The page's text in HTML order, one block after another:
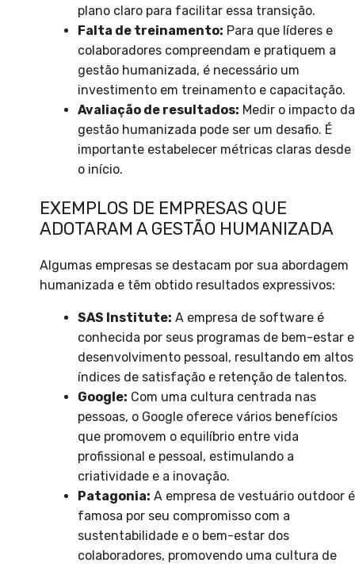
plano claro para facilitar essa transição.
Falta de treinamento: Para que líderes e
colaboradores compreendam e pratiquem a
gestão humanizada, é necessário um
investimento em treinamento e capacitação.
Avaliação de resultados: Medir o impacto da
gestão humanizada pode ser um desafio. É
importante estabelecer métricas claras desde
o início.
EXEMPLOS DE EMPRESAS QUE
ADOTARAM A GESTÃO HUMANIZADA
Algumas empresas se destacam por sua abordagem
humanizada e têm obtido resultados expressivos:
SAS Institute: A empresa de software é
conhecida por seus programas de bem-estar e
desenvolvimento pessoal, resultando em altos
índices de satisfação e retenção de talentos.
Google: Com uma cultura centrada nas
pessoas, o Google oferece vários benefícios
que promovem o equilíbrio entre vida
profissional e pessoal, estimulando a
criatividade e a inovação.
Patagonia: A empresa de vestuário outdoor é
famosa por seu compromisso com a
sustentabilidade e o bem-estar dos
colaboradores, promovendo uma cultura de